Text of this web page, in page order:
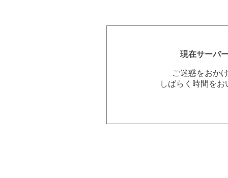
現在サーバ
ご迷惑をおか
しばらく時間を